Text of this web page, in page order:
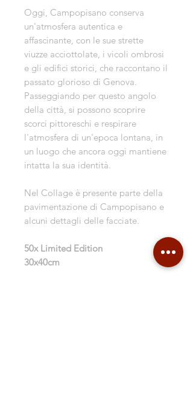
Oggi, Campopisano conserva
un'atmosfera autentica e
affascinante, con le sue strette
viuzze acciottolate, i vicoli ombrosi
e gli edifici storici, che raccontano il
passato glorioso di Genova.
Passeggiando per questo angolo
della città, si possono scoprire
scorci pittoreschi e respirare
l'atmosfera di un'epoca lontana, in
un luogo che ancora oggi mantiene
intatta la sua identità.
Nel Collage è presente parte della
pavimentazione di Campopisano e
alcuni dettagli delle facciate.
50x Limited Edition
30x40cm